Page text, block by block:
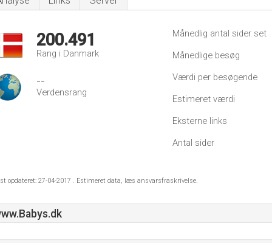
200.491
Rang i Danmark
--
Verdensrang
Månedlig antal sider set
Månedlige besøg
Værdi per besøgende
Estimeret værdi
Eksterne links
Antal sider
opdateret: 27-04-2017 . Estimeret data, læs ansvarsfraskrivelse.